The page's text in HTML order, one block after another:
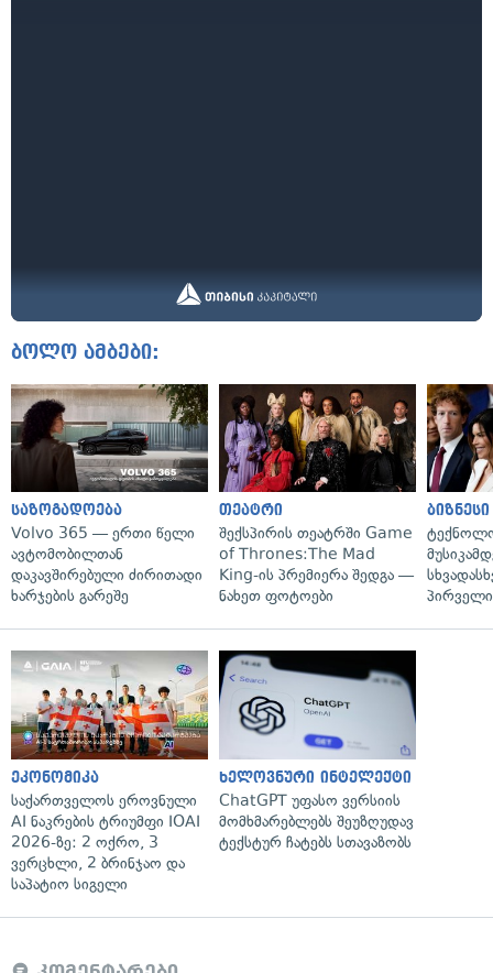
ბოლო ამბები:
საზოგადოება
Volvo 365 — ერთი წელი
ავტომობილთან
დაკავშირებული ძირითადი
ხარჯების გარეშე
თეატრი
შექსპირის თეატრში Game
of Thrones:The Mad
King-ის პრემიერა შედგა —
ნახეთ ფოტოები
ბიზნესი
ეკონომიკა
საქართველოს ეროვნული
AI ნაკრების ტრიუმფი IOAI
2026-ზე: 2 ოქრო, 3
ვერცხლი, 2 ბრინჯაო და
საპატიო სიგელი
ხელოვნური ინტელექტი
ChatGPT უფასო ვერსიის
მომხმარებლებს შეუზღუდავ
ტექსტურ ჩატებს სთავაზობს